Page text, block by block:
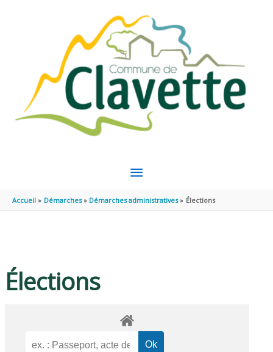
MENU
PRINCIPAL
Accueil Démarches Démarches administratives Élections
Élections